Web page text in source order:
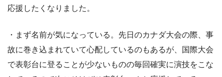
応援したくなりました。
・まず名前が気になっている。先日のカナダ大会の際、事
故に巻き込まれていて心配しているのもあるが、国際大会
で表彰台に登ることが少ないものの毎回確実に演技をこな